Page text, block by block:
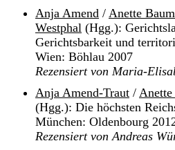
Anja Amend / Anette
Westphal (Hgg.):
Gerichtsbarkeit und
Wien: Böhlau 2007
Rezensiert von Maria-
Anja Amend-Traut / Anette
(Hgg.): Die höchsten
München: Oldenbourg
Rezensiert von Andreas